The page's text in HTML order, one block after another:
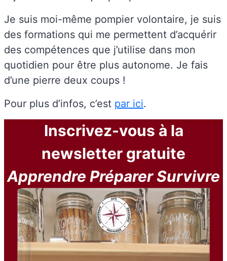
Je suis moi-même pompier volontaire, je suis
des formations qui me permettent d’acquérir
des compétences que j’utilise dans mon
quotidien pour être plus autonome. Je fais
d’une pierre deux coups !
Pour plus d’infos, c’est par ici.
Inscrivez-vous à la
newsletter gratuite
Apprendre Préparer Survivre